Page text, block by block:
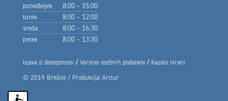
ponedeljek
8:00 - 15:00
torek
8:00 - 12:00
sreda
8:00 - 16:30
petek
8:00 - 13:30
Izjava o dostopnosti /Varstvo osebnih podatkov / Kazalo strani
© 2019 Brežice / Produkcija: Arctur